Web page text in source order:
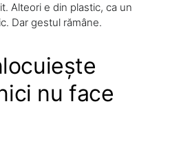
Alteori e din plastic, ca un
Dar gestul rămâne.
nu face